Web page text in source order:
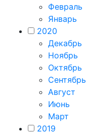
Февраль
Январь
2020
Декабрь
Ноябрь
Октябрь
Сентябрь
Август
Июнь
Март
2019